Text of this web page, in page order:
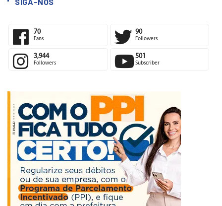
SIGA-NOS
70 90
3,944 501